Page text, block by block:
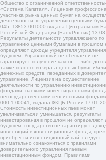
Общество с ограниченной
«Система Капитал». Лицензия
участника рынка ценных бумаг на
деятельности по управлению ценными
045- 13853-001000 выдана Центральным
Российской Федерации (Банк России)
Результаты деятельности управляющего по
управлению ценными бумагами в прошлом
определяют доходы учредителя управления
будущем. Управляющий не обещает и не
гарантирует получение какого — либо
также полного возврата ценных бумаг и/или
денежных средств, переданных в
управление. Лицензия на осуществление
деятельности по управлению
фондами, паевыми инвестиционными
негосударственными пенсионными
000-1-00041, выдана ФКЦБ России
Стоимость инвестиционных паев может
увеличиваться и уменьшаться, результаты
инвестирования в прошлом не определяют
будущем, государство не гарантирует
инвестиций в инвестиционные фонды,
приобрести инвестиционный пай, следует
внимательно ознакомиться с правилами
доверительного управления паевым
инвестиционным фондом. Правилами